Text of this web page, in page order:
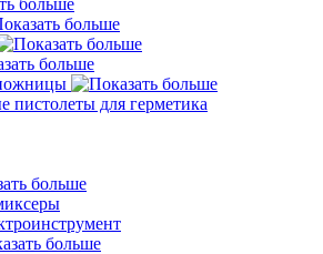
пистолеты для герметика